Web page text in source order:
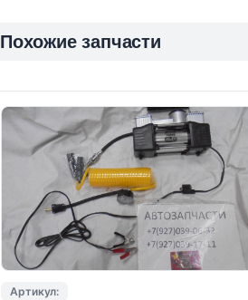
Похожие запчасти
Артикул: